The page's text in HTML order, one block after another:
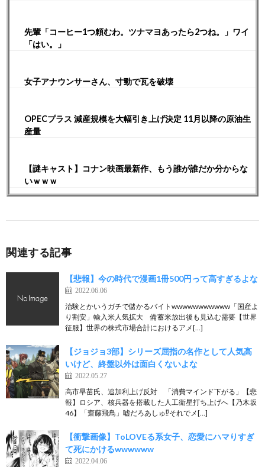
先輩「コーヒー1つ頼むわ。ツナマヨあったら2つね。」ワイ
「はい。」
女子アナウンサーさん、寸勁で瓦を破壊
OPECプラス 減産規模を大幅引き上げ決定 11月以降の原油生
産量
【謎キャスト】コナン映画最新作、もう誰が誰だか分からな
いｗｗｗ
関連する記事
【悲報】今の時代で漫画1冊500円って高すぎるよな
2022.06.06
治験とかいうガチで儲かるバイトwwwwwwwwwww「国産よ
り割安」輸入米人気拡大 備蓄米放出後も見込む需要【世界
征服】世界の株式市場合計におけるアメ[…]
【ジョジョ3部】シリーズ屈指の名作として人気高
いけど、終盤以外は面白くないよな
2022.05.27
高市早苗氏、追加利上げ反対 「消費マインド下がる」【悲
報】ロシア、核兵器を搭載した人工衛星打ち上げへ【乃木坂
46】「齋藤飛鳥」嘘だろあしゅ⁉︎それでメ[…]
【衝撃画像】ToLOVEる系女子、恋愛にハマりすぎ
て死にかけるwwwwww
2022.04.06